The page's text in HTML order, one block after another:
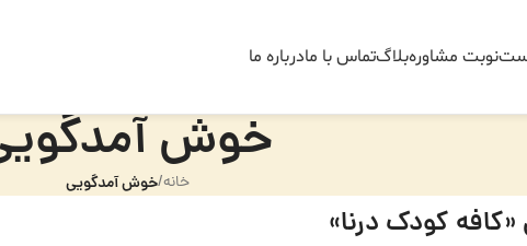
نوبت مشاورهبلاگتماس با مادرباره ما
خوش
خانه/خوش آمدگویی
کودک درنا»